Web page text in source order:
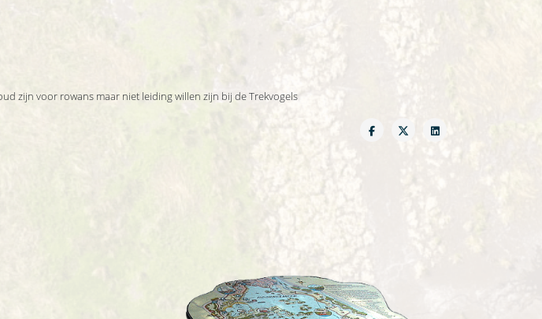
zijn voor rowans maar niet leiding willen zijn bij de Trekvogels